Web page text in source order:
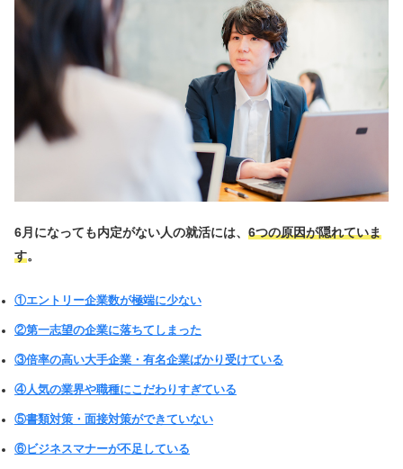
6月になっても内定がない人の就活には、 6つの原因が隠れていま
す。
①エントリー企業数が極端に少ない
②第一志望の企業に落ちてしまった
③倍率の高い大手企業・有名企業ばかり受けている
④人気の業界や職種にこだわりすぎている
⑤書類対策・面接対策ができていない
⑥ビジネスマナーが不足している